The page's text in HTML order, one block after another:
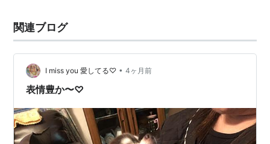
関連ブログ
I miss you 愛してる♡ • 4ヶ月前
表情豊か〜♡